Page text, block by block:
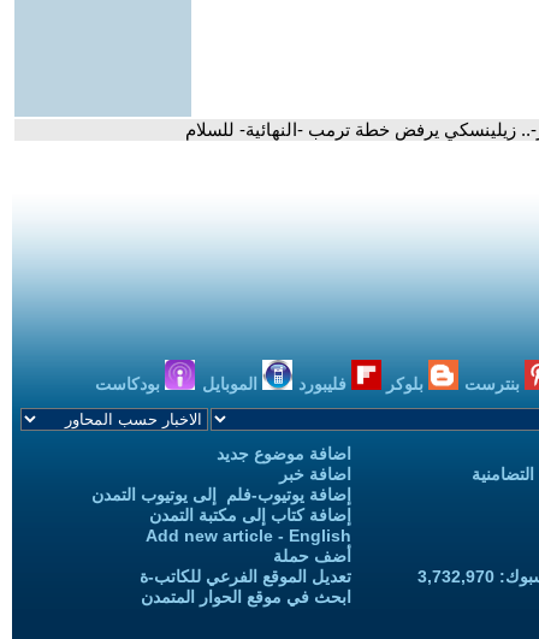
.. زيلينسكي يرفض خطة ترمب -النهائية- للسلام
بنترست بلوكر فليبورد الموبايل بودكاست
اضافة موضوع جديد
اضافة خبر
إضافة يوتيوب-فلم إلى يوتيوب التمدن
إضافة كتاب إلى مكتبة التمدن
Add new article - English
أضف حملة
تعديل الموقع الفرعي للكاتب-ة
ابحث في موقع الحوار المتمدن